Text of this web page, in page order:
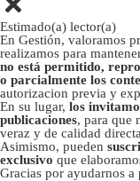
Estimado(a) lector(a)
En Gestión, valoramos
realizamos para
no está permitido,
o parcialmente los
autorizacion previa y
En su lugar, los
publicaciones, para que
veraz y de calidad
Asimismo, pueden
exclusivo que
Gracias por ayudarnos